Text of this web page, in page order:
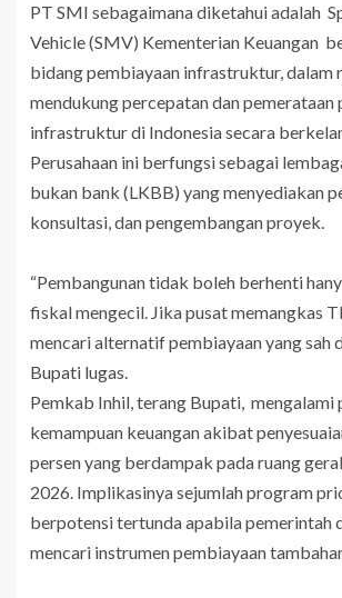
PT SMI sebagaimana diketahui adalah
Vehicle (SMV) Kementerian Keuangan
bidang pembiayaan infrastruktur, dalam
mendukung percepatan dan pemerataan
infrastruktur di Indonesia secara
Perusahaan ini berfungsi sebagai
bukan bank (LKBB) yang menyediakan
konsultasi, dan pengembangan proyek.
“Pembangunan tidak boleh berhenti
fiskal mengecil. Jika pusat memangkas
mencari alternatif pembiayaan yang sah
Bupati lugas.
Pemkab Inhil, terang Bupati, mengalami
kemampuan keuangan akibat
persen yang berdampak pada ruang
2026. Implikasinya sejumlah program
berpotensi tertunda apabila pemerintah
mencari instrumen pembiayaan